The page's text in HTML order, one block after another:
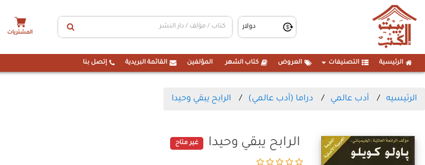
المشتريات
الرئيسية التصنيفات العروض كتاب الشهر المؤلفين القائمة البريدية إتصل بنا
الرئيسيه أدب عالمي دراما (أدب عالمي) الرابح يبقي وحيدا
الرابح يبقي وحيدا غير متاح